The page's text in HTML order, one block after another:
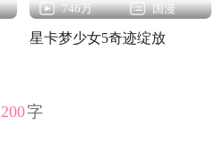
746万 国漫
星卡梦少女5奇迹绽放
200字